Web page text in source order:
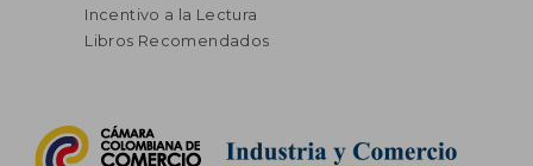
Incentivo a la Lectura
Libros Recomendados